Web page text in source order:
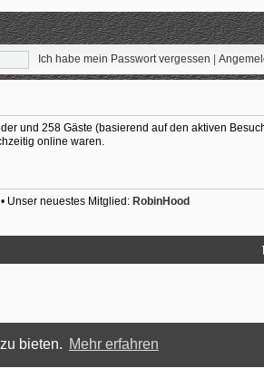
bieten. Mehr erfahren
Ich habe mein Passwort vergessen
und 258 Gäste (basierend auf den aktiven
online waren.
Unser neuestes Mitglied: RobinHood